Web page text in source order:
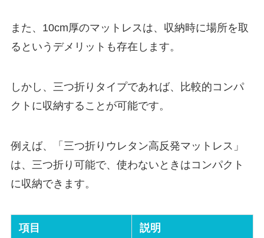
また、10cm厚のマットレスは、収納時に場所を取
るというデメリットも存在します。
しかし、三つ折りタイプであれば、比較的コンパ
クトに収納することが可能です。
例えば、「三つ折りウレタン高反発マットレス」
は、三つ折り可能で、使わないときはコンパクト
に収納できます。
項目 説明